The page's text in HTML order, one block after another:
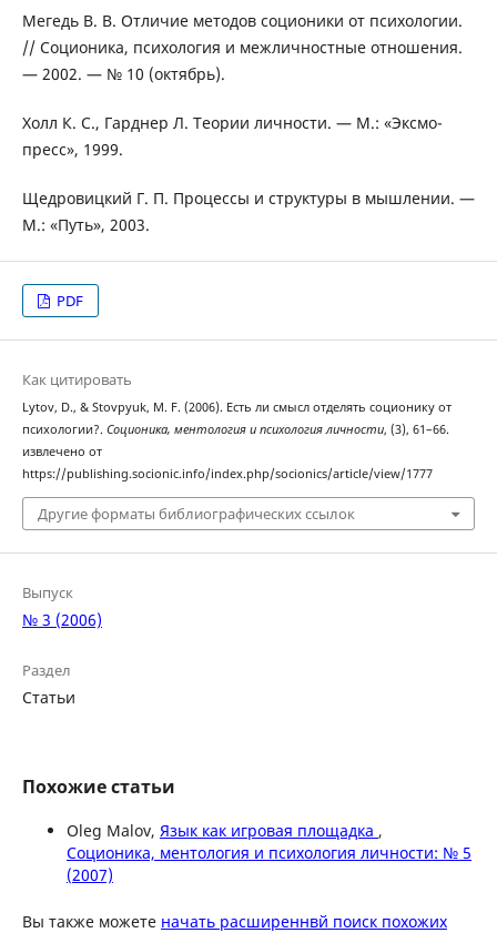
Мегедь В. В. Отличие методов соционики от психологии.
// Соционика, психология и межличностные отношения.
— 2002. — № 10 (октябрь).
Холл К. С., Гарднер Л. Теории личности. — М.: «Эксмо-
пресс», 1999.
Щедровицкий Г. П. Процессы и структуры в мышлении. —
М.: «Путь», 2003.
PDF
Как цитировать
Lytov, D., & Stovpyuk, M. F. (2006). Есть ли смысл отделять соционику от
психологии?. Соционика, ментология и психология личности, (3), 61–66.
извлечено от
https://publishing.socionic.info/index.php/socionics/article/view/1777
Другие форматы библиографических ссылок
Выпуск
№ 3 (2006)
Раздел
Статьи
Похожие статьи
Oleg Malov, Язык как игровая площадка ,
Соционика, ментология и психология личности: № 5
(2007)
Вы также можете начать расширеннвй поиск похожих